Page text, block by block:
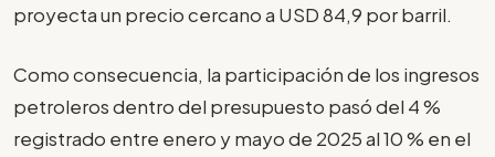
proyecta un precio cercano a USD 84,9 por barril.
Como consecuencia, la participación de los ingresos
petroleros dentro del presupuesto pasó del 4 %
registrado entre enero y mayo de 2025 al 10 % en el